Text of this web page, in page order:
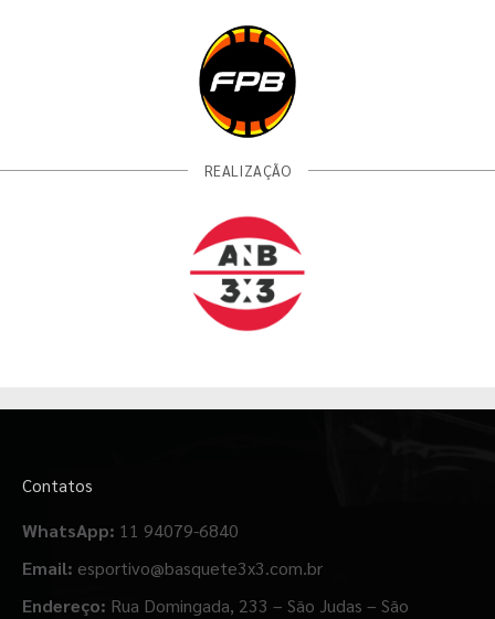
REALIZAÇÃO
Contatos
WhatsApp: 11 94079-6840
Email: esportivo@basquete3x3.com.br
Endereço: Rua Domingada, 233 – São Judas – São